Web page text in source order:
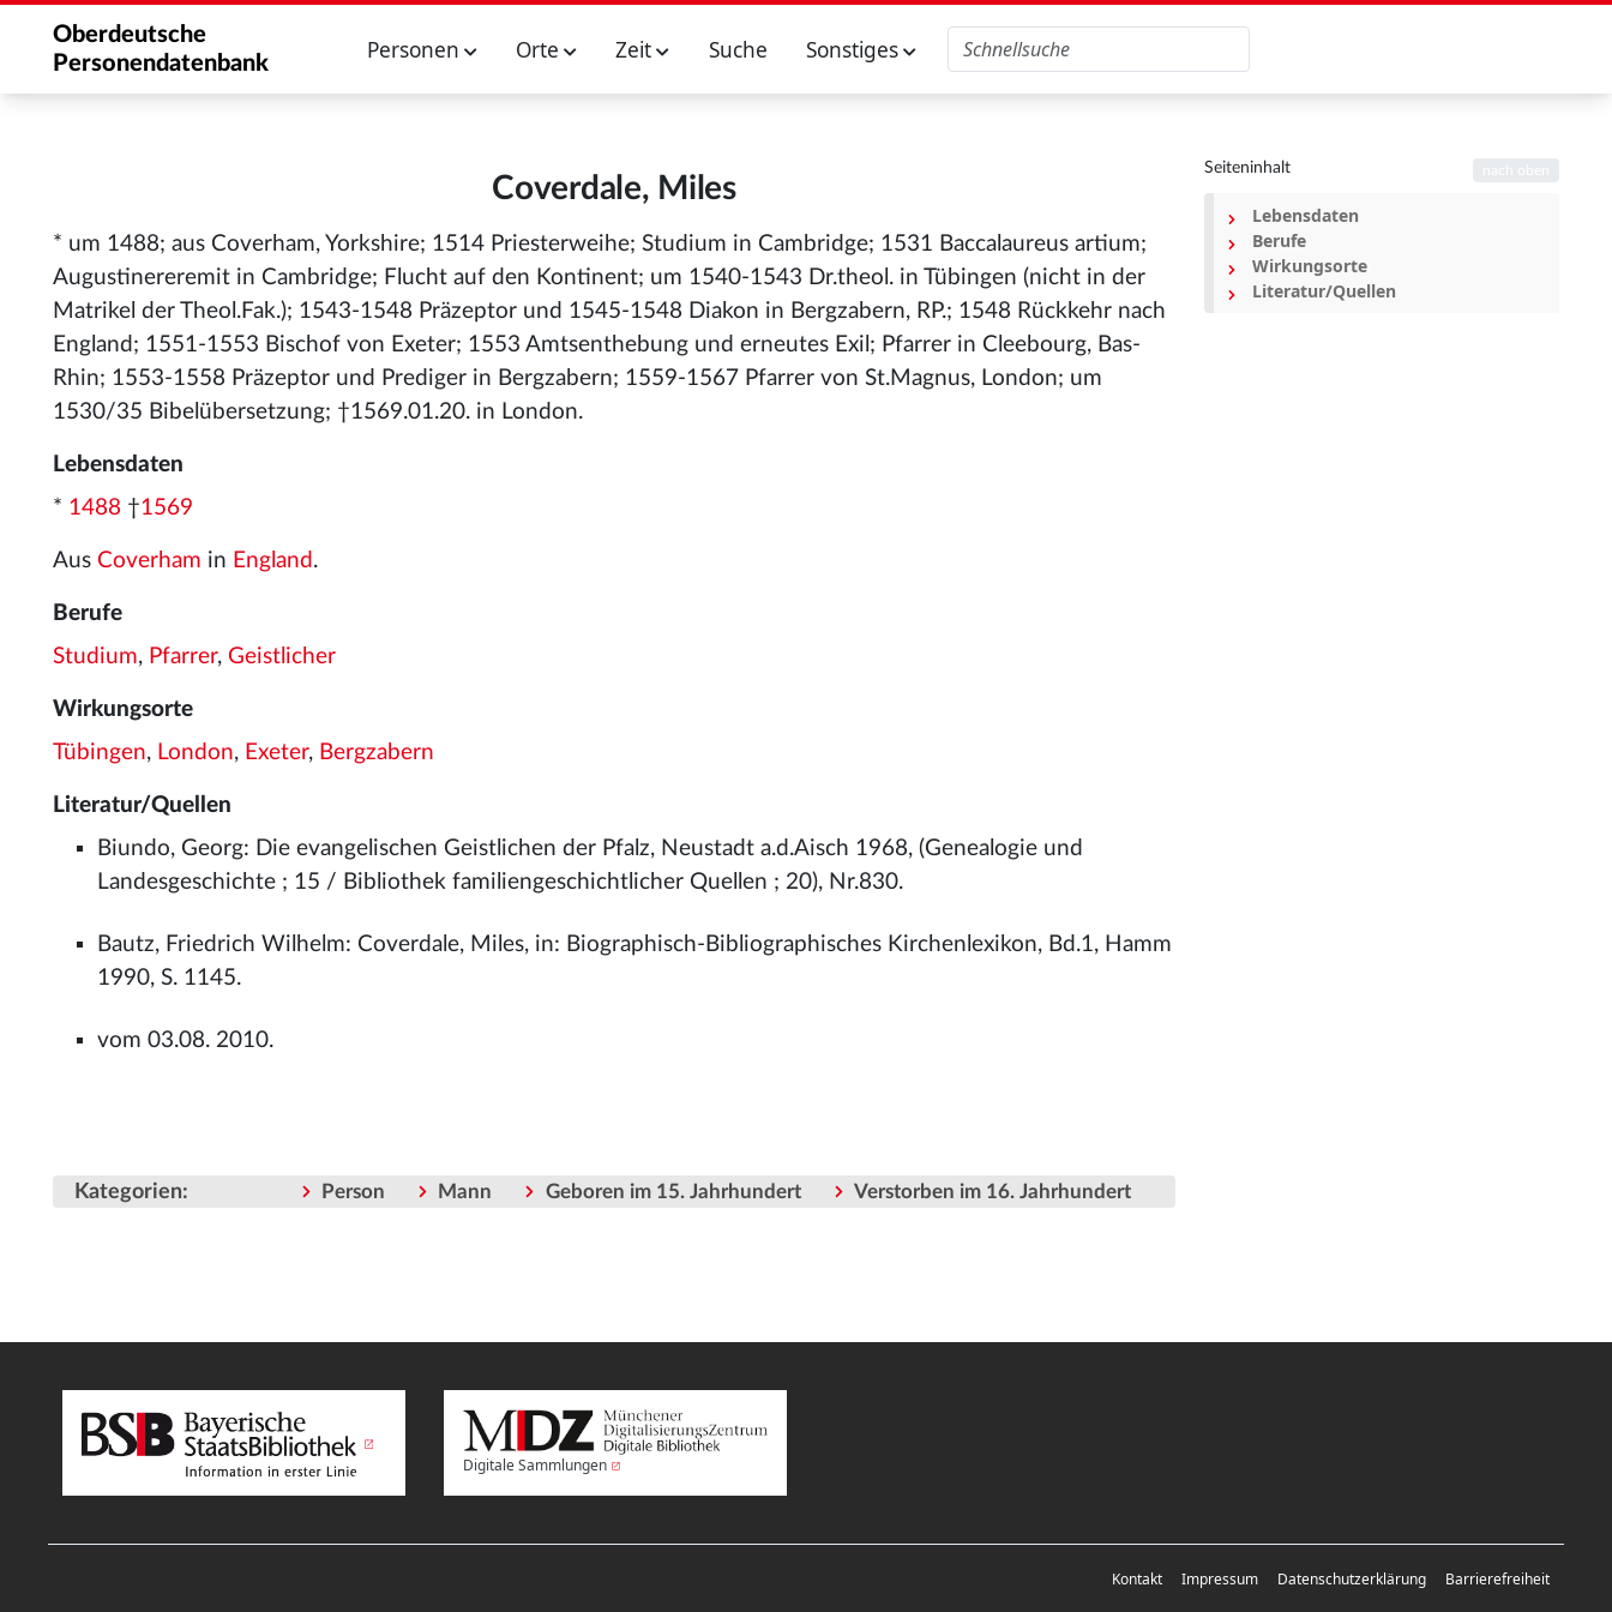
Oberdeutsche
Personendatenbank
Personen Orte Zeit Suche Sonstiges
Coverdale, Miles
* um 1488; aus Coverham, Yorkshire; 1514 Priesterweihe; Studium in Cambridge; 1531 Baccalaureus artium;
Augustinereremit in Cambridge; Flucht auf den Kontinent; um 1540-1543 Dr.theol. in Tübingen (nicht in der
Matrikel der Theol.Fak.); 1543-1548 Präzeptor und 1545-1548 Diakon in Bergzabern, RP.; 1548 Rückkehr nach
England; 1551-1553 Bischof von Exeter; 1553 Amtsenthebung und erneutes Exil; Pfarrer in Cleebourg, Bas-
Rhin; 1553-1558 Präzeptor und Prediger in Bergzabern; 1559-1567 Pfarrer von St.Magnus, London; um
1530/35 Bibelübersetzung; †1569.01.20. in London.
Lebensdaten
* 1488 †1569
Aus Coverham in England .
Berufe
Studium, Pfarrer, Geistlicher
Wirkungsorte
Tübingen, London, Exeter, Bergzabern
Literatur/Quellen
Biundo, Georg: Die evangelischen Geistlichen der Pfalz, Neustadt a.d.Aisch 1968, (Genealogie und
Landesgeschichte ; 15 / Bibliothek familiengeschichtlicher Quellen ; 20), Nr.830.
Bautz, Friedrich Wilhelm: Coverdale, Miles, in: Biographisch-Bibliographisches Kirchenlexikon, Bd.1, Hamm
1990, S. 1145.
vom 03.08. 2010.
Kategorien: Person Mann Geboren im 15. Jahrhundert Verstorben im 16. Jahrhundert
Seiteninhalt
Lebensdaten
Berufe
Wirkungsorte
Literatur/Quellen
Digitale Sammlungen
Kontakt Impressum Datenschutzerklärung Barrierefreiheit